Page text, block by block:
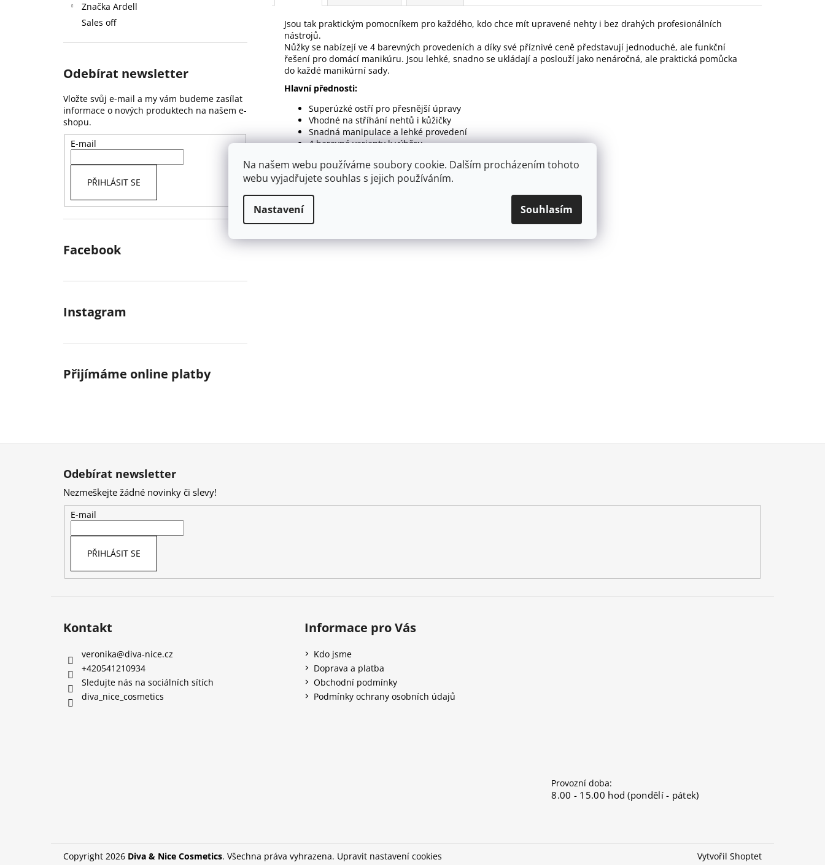
Na našem webu používáme soubory cookie. Dalším procházením tohoto
webu vyjadřujete souhlas s jejich používáním.
Nastavení Souhlasím
Značka Ardell
Sales off
Odebírat newsletter
Vložte svůj e-mail a my vám budeme zasílat
informace o nových produktech na našem e-
shopu.
E-mail
PŘIHLÁSIT SE
Facebook
Instagram
Přijímáme online platby
Jsou tak praktickým pomocníkem pro každého, kdo chce mít upravené nehty i bez drahých profesionálních
nástrojů.
Nůžky se nabízejí ve 4 barevných provedeních a díky své příznivé ceně představují jednoduché, ale funkční
řešení pro domácí manikúru. Jsou lehké, snadno se ukládají a poslouží jako nenáročná, ale praktická pomůcka
do každé manikúrní sady.
Hlavní přednosti:
Superúzké ostří pro přesnější úpravy
Vhodné na stříhání nehtů i kůžičky
Snadná manipulace a lehké provedení
4 barevné varianty k výběru
Odebírat newsletter
Nezmeškejte žádné novinky či slevy!
E-mail
PŘIHLÁSIT SE
Kontakt
veronika@diva-nice.cz
+420541210934
Sledujte nás na sociálních sítích
diva_nice_cosmetics
Informace pro Vás
Kdo jsme
Doprava a platba
Obchodní podmínky
Podmínky ochrany osobních údajů
Provozní doba:
8.00 - 15.00 hod (pondělí - pátek)
Vytvořil Shoptet
Copyright 2026 Diva & Nice Cosmetics. Všechna práva vyhrazena. Upravit nastavení cookies